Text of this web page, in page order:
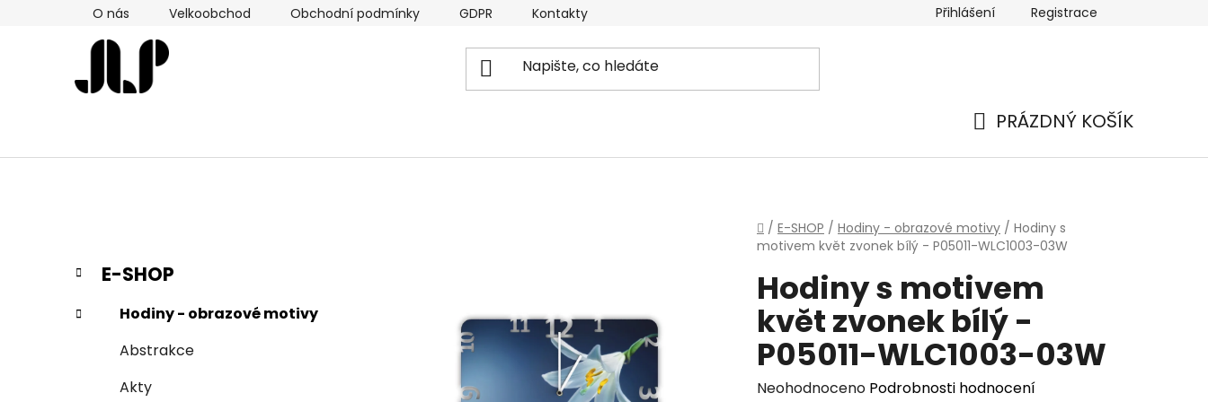
O nás Velkoobchod Obchodní podmínky GDPR Kontakty Přihlášení Registrace
PRÁZDNÝ KOŠÍK
Domů
/ E-SHOP / Hodiny - obrazové motivy / Hodiny s
motivem květ zvonek bílý - P05011-WLC1003-03W
P
s
Přeskočit
kategorie
K
a
t
e
E-SHOP
Hodiny - obrazové motivy
Abstrakce
Akty
Hodiny s motivem
květ zvonek bílý -
P05011-WLC1003-03W
Průměrné
Neohodnoceno Podrobnosti hodnocení